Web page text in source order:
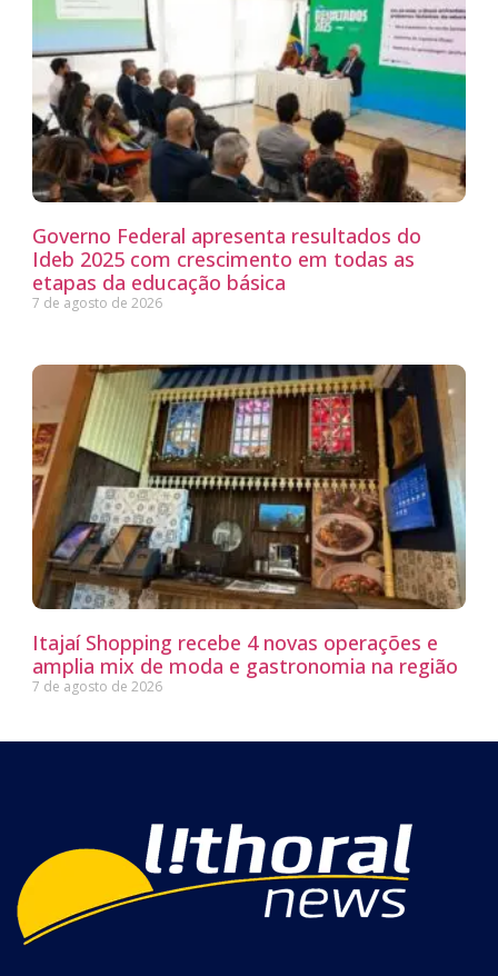
Governo Federal apresenta resultados do
Ideb 2025 com crescimento em todas as
etapas da educação básica
7 de agosto de 2026
Itajaí Shopping recebe 4 novas operações e
amplia mix de moda e gastronomia na região
7 de agosto de 2026